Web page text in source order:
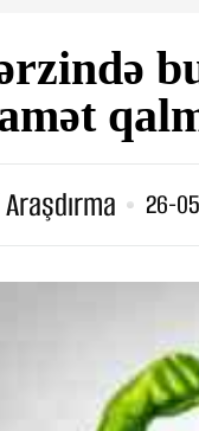
26-